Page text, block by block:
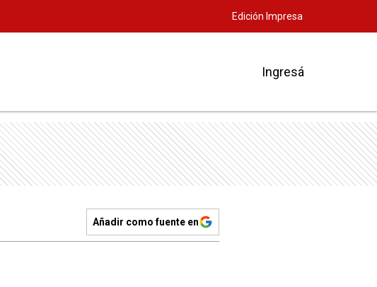
Edición Impresa
Ingresá
Añadir como fuente en